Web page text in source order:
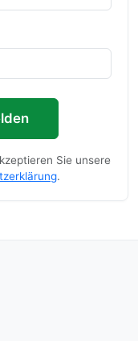
Sie unsere
.